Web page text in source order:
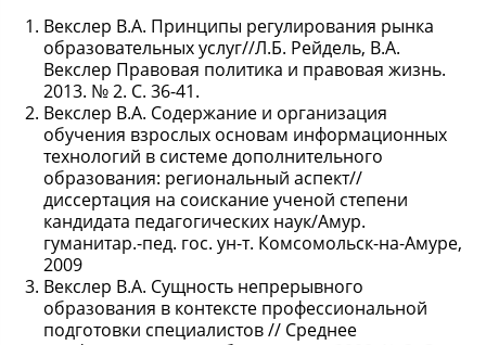
Векслер В.А. Принципы регулирования рынка
образовательных услуг//Л.Б. Рейдель, В.А.
Векслер Правовая политика и правовая жизнь.
2013. № 2. С. 36-41.
Векслер В.А. Содержание и организация
обучения взрослых основам информационных
технологий в системе дополнительного
образования: региональный аспект//
диссертация на соискание ученой степени
кандидата педагогических наук/Амур.
гуманитар.-пед. гос. ун-т. Комсомольск-на-Амуре,
2009
Векслер В.А. Сущность непрерывного
образования в контексте профессиональной
подготовки специалистов // Среднее